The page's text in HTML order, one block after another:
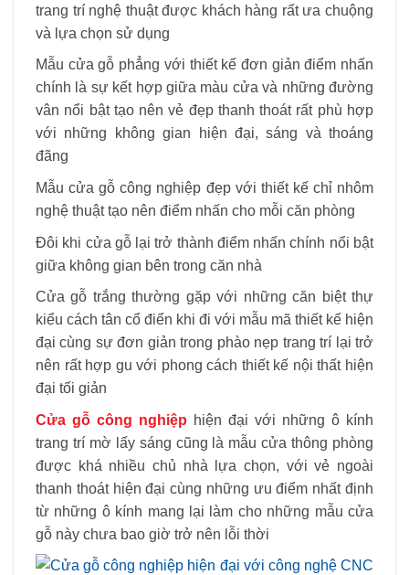
trang trí nghệ thuật được khách hàng rất ưa chuộng
và lựa chọn sử dụng
Mẫu cửa gỗ phẳng với thiết kế đơn giản điểm nhấn
chính là sự kết hợp giữa màu cửa và những đường
vân nổi bật tạo nên vẻ đẹp thanh thoát rất phù hợp
với những không gian hiện đại, sáng và thoáng
đãng
Mẫu cửa gỗ công nghiệp đẹp với thiết kế chỉ nhôm
nghệ thuật tạo nên điểm nhấn cho mỗi căn phòng
Đôi khi cửa gỗ lại trở thành điểm nhấn chính nổi bật
giữa không gian bên trong căn nhà
Cửa gỗ trắng thường gặp với những căn biệt thự
kiểu cách tân cổ điển khi đi với mẫu mã thiết kế hiện
đại cùng sự đơn giản trong phào nẹp trang trí lại trở
nên rất hợp gu với phong cách thiết kế nội thất hiện
đại tối giản
Cửa gỗ công nghiệp hiện đại với những ô kính
trang trí mờ lấy sáng cũng là mẫu cửa thông phòng
được khá nhiều chủ nhà lựa chọn, với vẻ ngoài
thanh thoát hiện đại cùng những ưu điểm nhất định
từ những ô kính mang lại làm cho những mẫu cửa
gỗ này chưa bao giờ trở nên lỗi thời